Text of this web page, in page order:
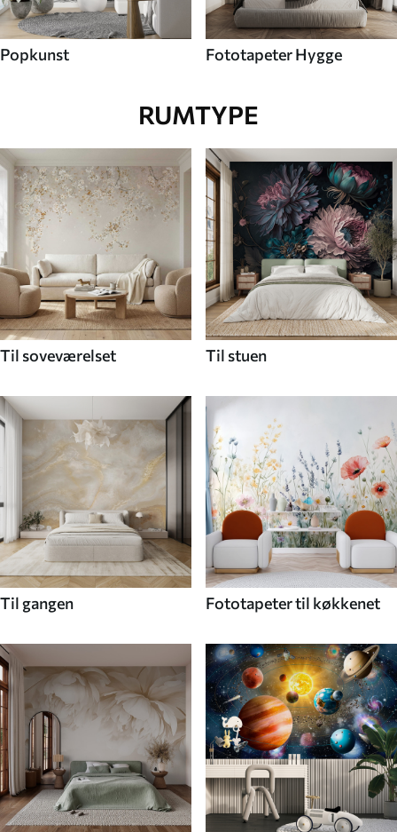
Popkunst Fototapeter Hygge
RUMTYPE
Til soveværelset Til stuen
Til gangen Fototapeter til køkkenet